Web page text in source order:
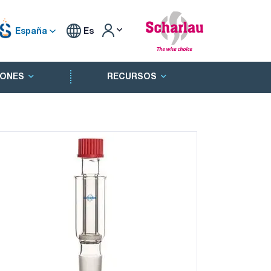
España Es
RECURSOS